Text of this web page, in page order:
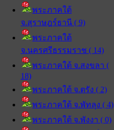
พระภาคใต้
จ.สุราษฎร์ธานี ( 9)
พระภาคใต้
จ.นครศรีธรรมราช ( 14)
พระภาคใต้ จ.สงขลา (
18)
พระภาคใต้ จ.ตรัง ( 2)
พระภาคใต้ จ.พัทลุง ( 4)
พระภาคใต้ จ.พังงา ( 0)